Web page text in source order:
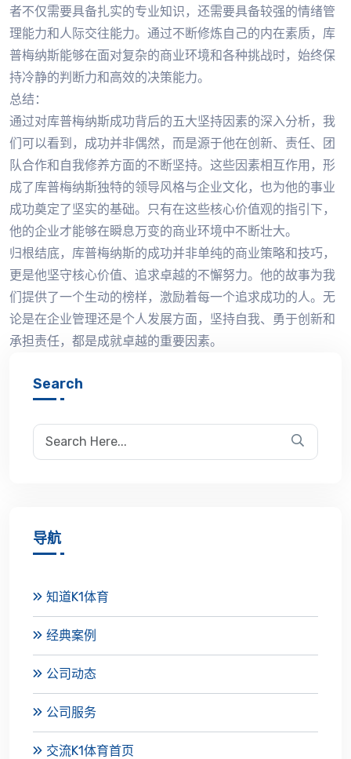
者不仅需要具备扎实的专业知识，还需要具备较强的情绪管
理能力和人际交往能力。通过不断修炼自己的内在素质，库
普梅纳斯能够在面对复杂的商业环境和各种挑战时，始终保
持冷静的判断力和高效的决策能力。
总结：
通过对库普梅纳斯成功背后的五大坚持因素的深入分析，我
们可以看到，成功并非偶然，而是源于他在创新、责任、团
队合作和自我修养方面的不断坚持。这些因素相互作用，形
成了库普梅纳斯独特的领导风格与企业文化，也为他的事业
成功奠定了坚实的基础。只有在这些核心价值观的指引下，
他的企业才能够在瞬息万变的商业环境中不断壮大。
归根结底，库普梅纳斯的成功并非单纯的商业策略和技巧，
更是他坚守核心价值、追求卓越的不懈努力。他的故事为我
们提供了一个生动的榜样，激励着每一个追求成功的人。无
论是在企业管理还是个人发展方面，坚持自我、勇于创新和
承担责任，都是成就卓越的重要因素。
Search
导航
知道K1体育
经典案例
公司动态
公司服务
交流K1体育首页